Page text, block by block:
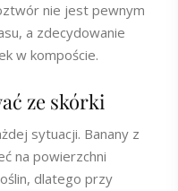
nie jest pewnym
a zdecydowanie
w kompoście.
ze skórki
sytuacji. Banany z
na powierzchni
dlatego przy